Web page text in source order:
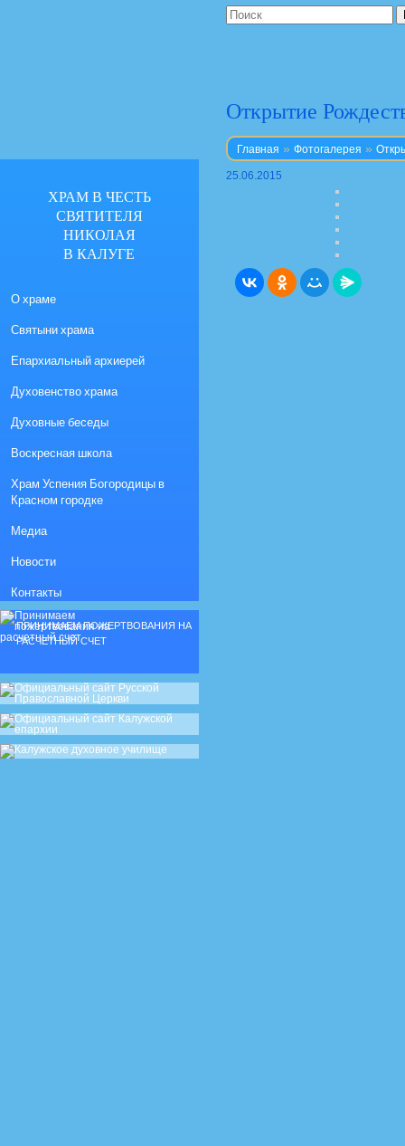
Открытие
Главная » Фотогалерея »
25.06.2015
ХРАМ В ЧЕСТЬ
СВЯТИТЕЛЯ
НИКОЛАЯ
В КАЛУГЕ
О храме
Святыни храма
Епархиальный архиерей
Духовенство храма
Духовные беседы
Воскресная школа
Храм Успения Богородицы в
Красном городке
Медиа
Новости
Контакты
ПРИНИМАЕМ ПОЖЕРТВОВАНИЯ НА
РАСЧЕТНЫЙ СЧЕТ